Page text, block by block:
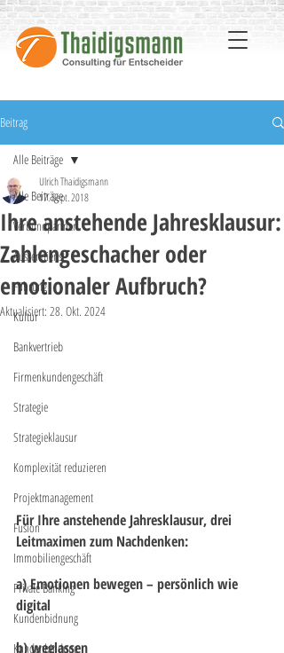
Beitrag
Alle Beiträge
Verbundpartner
Aussendienst
Führung
Kultur
Bankvertrieb
Firmenkundengeschäft
Strategie
Strategieklausur
Komplexität reduzieren
Projektmanagement
Fusion
Immobiliengeschäft
Private Banking
Kundenbidnung
Kundenbindung
Alle Beiträge
Ihre anstehende Jahresklausur:
Zahlengeschacher oder
emotionaler Aufbruch?
Ulrich Thaidigsmann
17. Sept. 2018
Aktualisiert: 28. Okt. 2024
Für Ihre anstehende Jahresklausur, drei
Leitmaximen zum Nachdenken:
a) Emotionen bewegen – persönlich wie
digital
b) weglassen